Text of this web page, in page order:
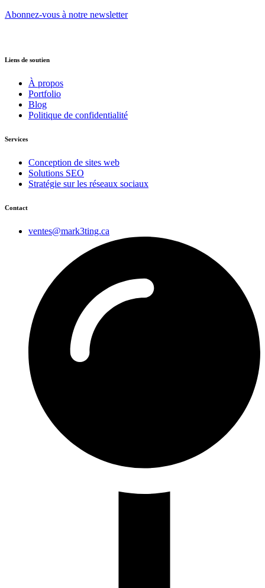
Abonnez-vous à notre newsletter
Liens de soutien
À propos
Portfolio
Blog
Politique de confidentialité
Services
Conception de sites web
Solutions SEO
Stratégie sur les réseaux sociaux
Contact
ventes@mark3ting.ca